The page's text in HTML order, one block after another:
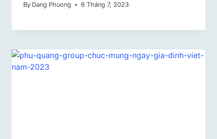
By Dang Phuong 6 Tháng 7, 2023